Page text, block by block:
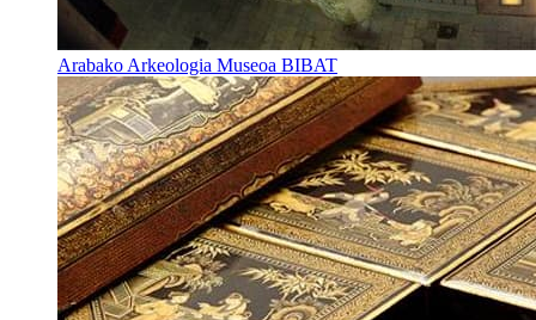
Arabako Arkeologia Museoa BIBAT